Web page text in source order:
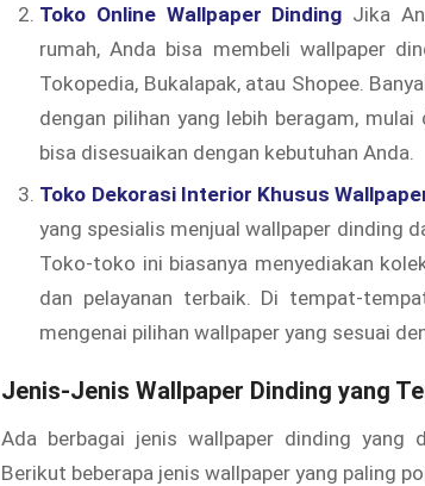
Toko Online Wallpaper Dinding Jika
rumah, Anda bisa membeli wallpaper
Tokopedia, Bukalapak, atau Shopee.
dengan pilihan yang lebih beragam,
bisa disesuaikan dengan kebutuhan Anda.
Toko Dekorasi Interior Khusus
yang spesialis menjual wallpaper dinding
Toko-toko ini biasanya menyediakan
dan pelayanan terbaik. Di tempat-
mengenai pilihan wallpaper yang sesuai
Jenis-Jenis Wallpaper Dinding yang
Ada berbagai jenis wallpaper dinding
Berikut beberapa jenis wallpaper yang paling